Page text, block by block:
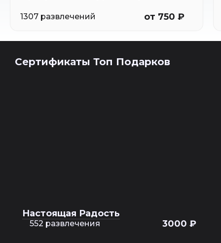
1307 развлечений от 750 ₽
Сертификаты Топ Подарков
Настоящая Радость
552 развлечения 3000 ₽